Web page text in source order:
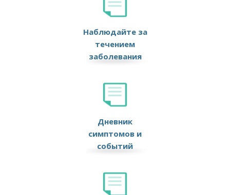
Наблюдайте за
течением
заболевания
Дневник
симптомов и
событий